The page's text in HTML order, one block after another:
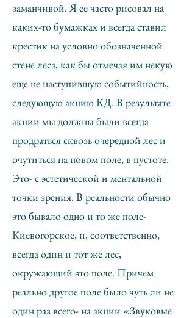
заманчивой. Я ее часто рисовал на
каких-то бумажках и всегда ставил
крестик на условно обозначенной
стене леса, как бы отмечая им некую
еще не наступившую событийность,
следующую акцию КД. В результате
акции мы должны были всегда
продраться сквозь очередной лес и
очутиться на новом поле, в пустоте.
Это- с эстетической и ментальной
точки зрения. В реальности обычно
это бывало одно и то же поле-
Киевогорское, и, соответственно,
всегда один и тот же лес,
окружающий это поле. Причем
реально другое поле было чуть ли не
один раз всего- на акции «Звуковые